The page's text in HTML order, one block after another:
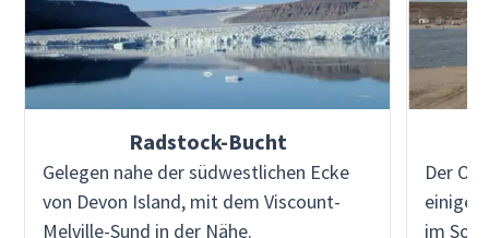
Radstock-Bucht
Gelegen nahe der südwestlichen Ecke
von Devon Island, mit dem Viscount-
Melville-Sund in der Nähe.
Der
einige
im